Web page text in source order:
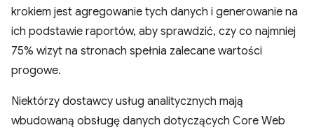
krokiem jest agregowanie tych danych i generowanie na
ich podstawie raportów, aby sprawdzić, czy co najmniej
75% wizyt na stronach spełnia zalecane wartości
progowe.
Niektórzy dostawcy usług analitycznych mają
wbudowaną obsługę danych dotyczących Core Web